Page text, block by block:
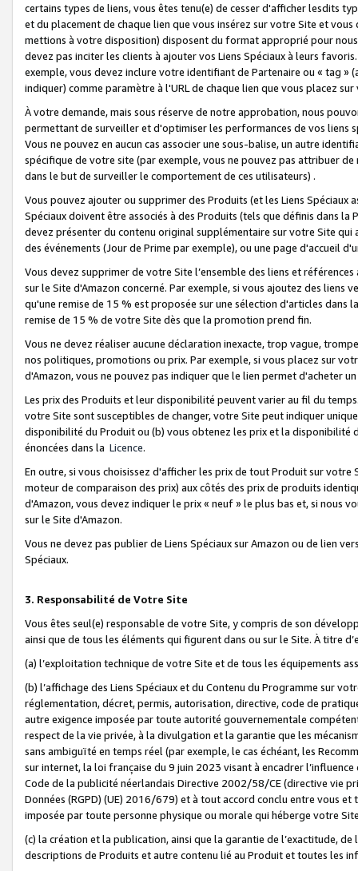
certains types de liens, vous êtes tenu(e) de cesser d'afficher lesdits
et du placement de chaque lien que vous insérez sur votre Site et
mettions à votre disposition) disposent du format approprié pour
devez pas inciter les clients à ajouter vos Liens Spéciaux à leurs
exemple, vous devez inclure votre identifiant de Partenaire ou « tag
indiquer) comme paramètre à l'URL de chaque lien que vous placez
À votre demande, mais sous réserve de notre approbation, nous
permettant de surveiller et d'optimiser les performances de vos liens
Vous ne pouvez en aucun cas associer une sous-balise, un autre
spécifique de votre site (par exemple, vous ne pouvez pas attribuer
dans le but de surveiller le comportement de ces utilisateurs) .
Vous pouvez ajouter ou supprimer des Produits (et les Liens
Spéciaux doivent être associés à des Produits (tels que définis dans
devez présenter du contenu original supplémentaire sur votre Site qui
des événements (Jour de Prime par exemple), ou une page d'accueil
Vous devez supprimer de votre Site l’ensemble des liens et
sur le Site d'Amazon concerné. Par exemple, si vous ajoutez des
qu'une remise de 15 % est proposée sur une sélection d'articles
remise de 15 % de votre Site dès que la promotion prend fin.
Vous ne devez réaliser aucune déclaration inexacte, trop vague,
nos politiques, promotions ou prix. Par exemple, si vous placez sur
d'Amazon, vous ne pouvez pas indiquer que le lien permet d'acheter
Les prix des Produits et leur disponibilité peuvent varier au fil du
votre Site sont susceptibles de changer, votre Site peut indiquer
disponibilité du Produit ou (b) vous obtenez les prix et la disponibilité
énoncées dans la Licence.
En outre, si vous choisissez d'afficher les prix de tout Produit sur
moteur de comparaison des prix) aux côtés des prix de produits
d'Amazon, vous devez indiquer le prix « neuf » le plus bas et, si nous
sur le Site d'Amazon.
Vous ne devez pas publier de Liens Spéciaux sur Amazon ou de lien
Spéciaux.
3. Responsabilité de Votre Site
Vous êtes seul(e) responsable de votre Site, y compris de son
ainsi que de tous les éléments qui figurent dans ou sur le Site. À titre
(a) l’exploitation technique de votre Site et de tous les équipements
(b) l’affichage des Liens Spéciaux et du Contenu du Programme sur
réglementation, décret, permis, autorisation, directive, code de
autre exigence imposée par toute autorité gouvernementale
respect de la vie privée, à la divulgation et la garantie que les
sans ambiguïté en temps réel (par exemple, le cas échéant, les
sur internet, la loi française du 9 juin 2023 visant à encadrer
Code de la publicité néerlandais Directive 2002/58/CE (directive vie
Données (RGPD) (UE) 2016/679) et à tout accord conclu entre vous
imposée par toute personne physique ou morale qui héberge votre
(c) la création et la publication, ainsi que la garantie de l’exactitude,
descriptions de Produits et autre contenu lié au Produit et toutes les